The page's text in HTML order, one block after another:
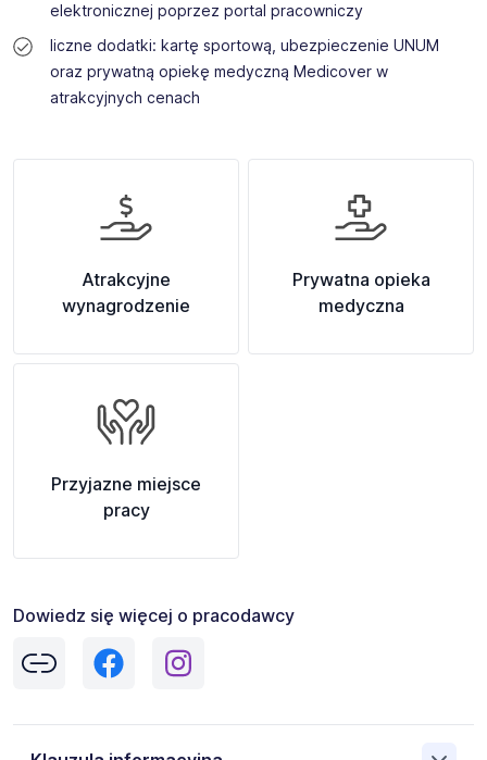
elektronicznej poprzez portal pracowniczy
liczne dodatki: kartę sportową, ubezpieczenie UNUM
oraz prywatną opiekę medyczną Medicover w
atrakcyjnych cenach
Atrakcyjne
wynagrodzenie
Prywatna opieka
medyczna
Przyjazne miejsce
pracy
Dowiedz się więcej o pracodawcy